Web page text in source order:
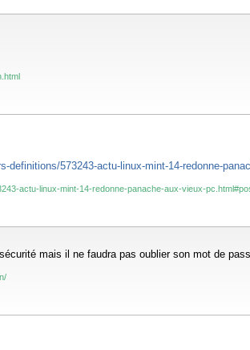
573243-actu-linux-mint-14-redonne-
actu-linux-mint-14-redonne-panache-aux-vieux-
mais il ne faudra pas oublier son mot de